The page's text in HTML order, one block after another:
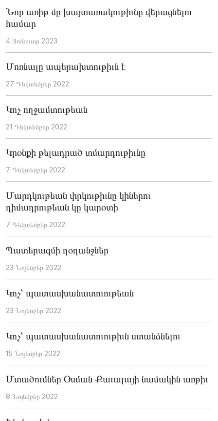
Նոր առիթ մը խայտառակութիւնը վերացնելու
համար
4 Յունուար 2023
Մոռնալը ապերախտութիւն է
27 Դեկտեմբեր 2022
Կոչ ողջամտութեան
21 Դեկտեմբեր 2022
Կրօնքի թելադրած տմարդութիւնը
7 Դեկտեմբեր 2022
Մարդկութեան փրկութիւնը կիներու
դիմադրութեան կը կարօտի
7 Դեկտեմբեր 2022
Պատերազմի ղօղանջներ
23 Նոյեմբեր 2022
Կոչ՝ պատասխանատուութեան
23 Նոյեմբեր 2022
Կոչ՝ պատասխանատուութիւն ստանձնելու
15 Նոյեմբեր 2022
Մտածումներ Օսման Քաւալայի նամակին առթիւ
8 Նոյեմբեր 2022